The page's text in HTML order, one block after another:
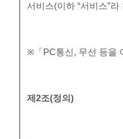
서비스(이하 “서비스”
※「PC통신, 무선 등을
제2조(정의)